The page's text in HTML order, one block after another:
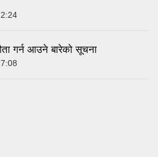
गर्न आउने बारेको सूचना